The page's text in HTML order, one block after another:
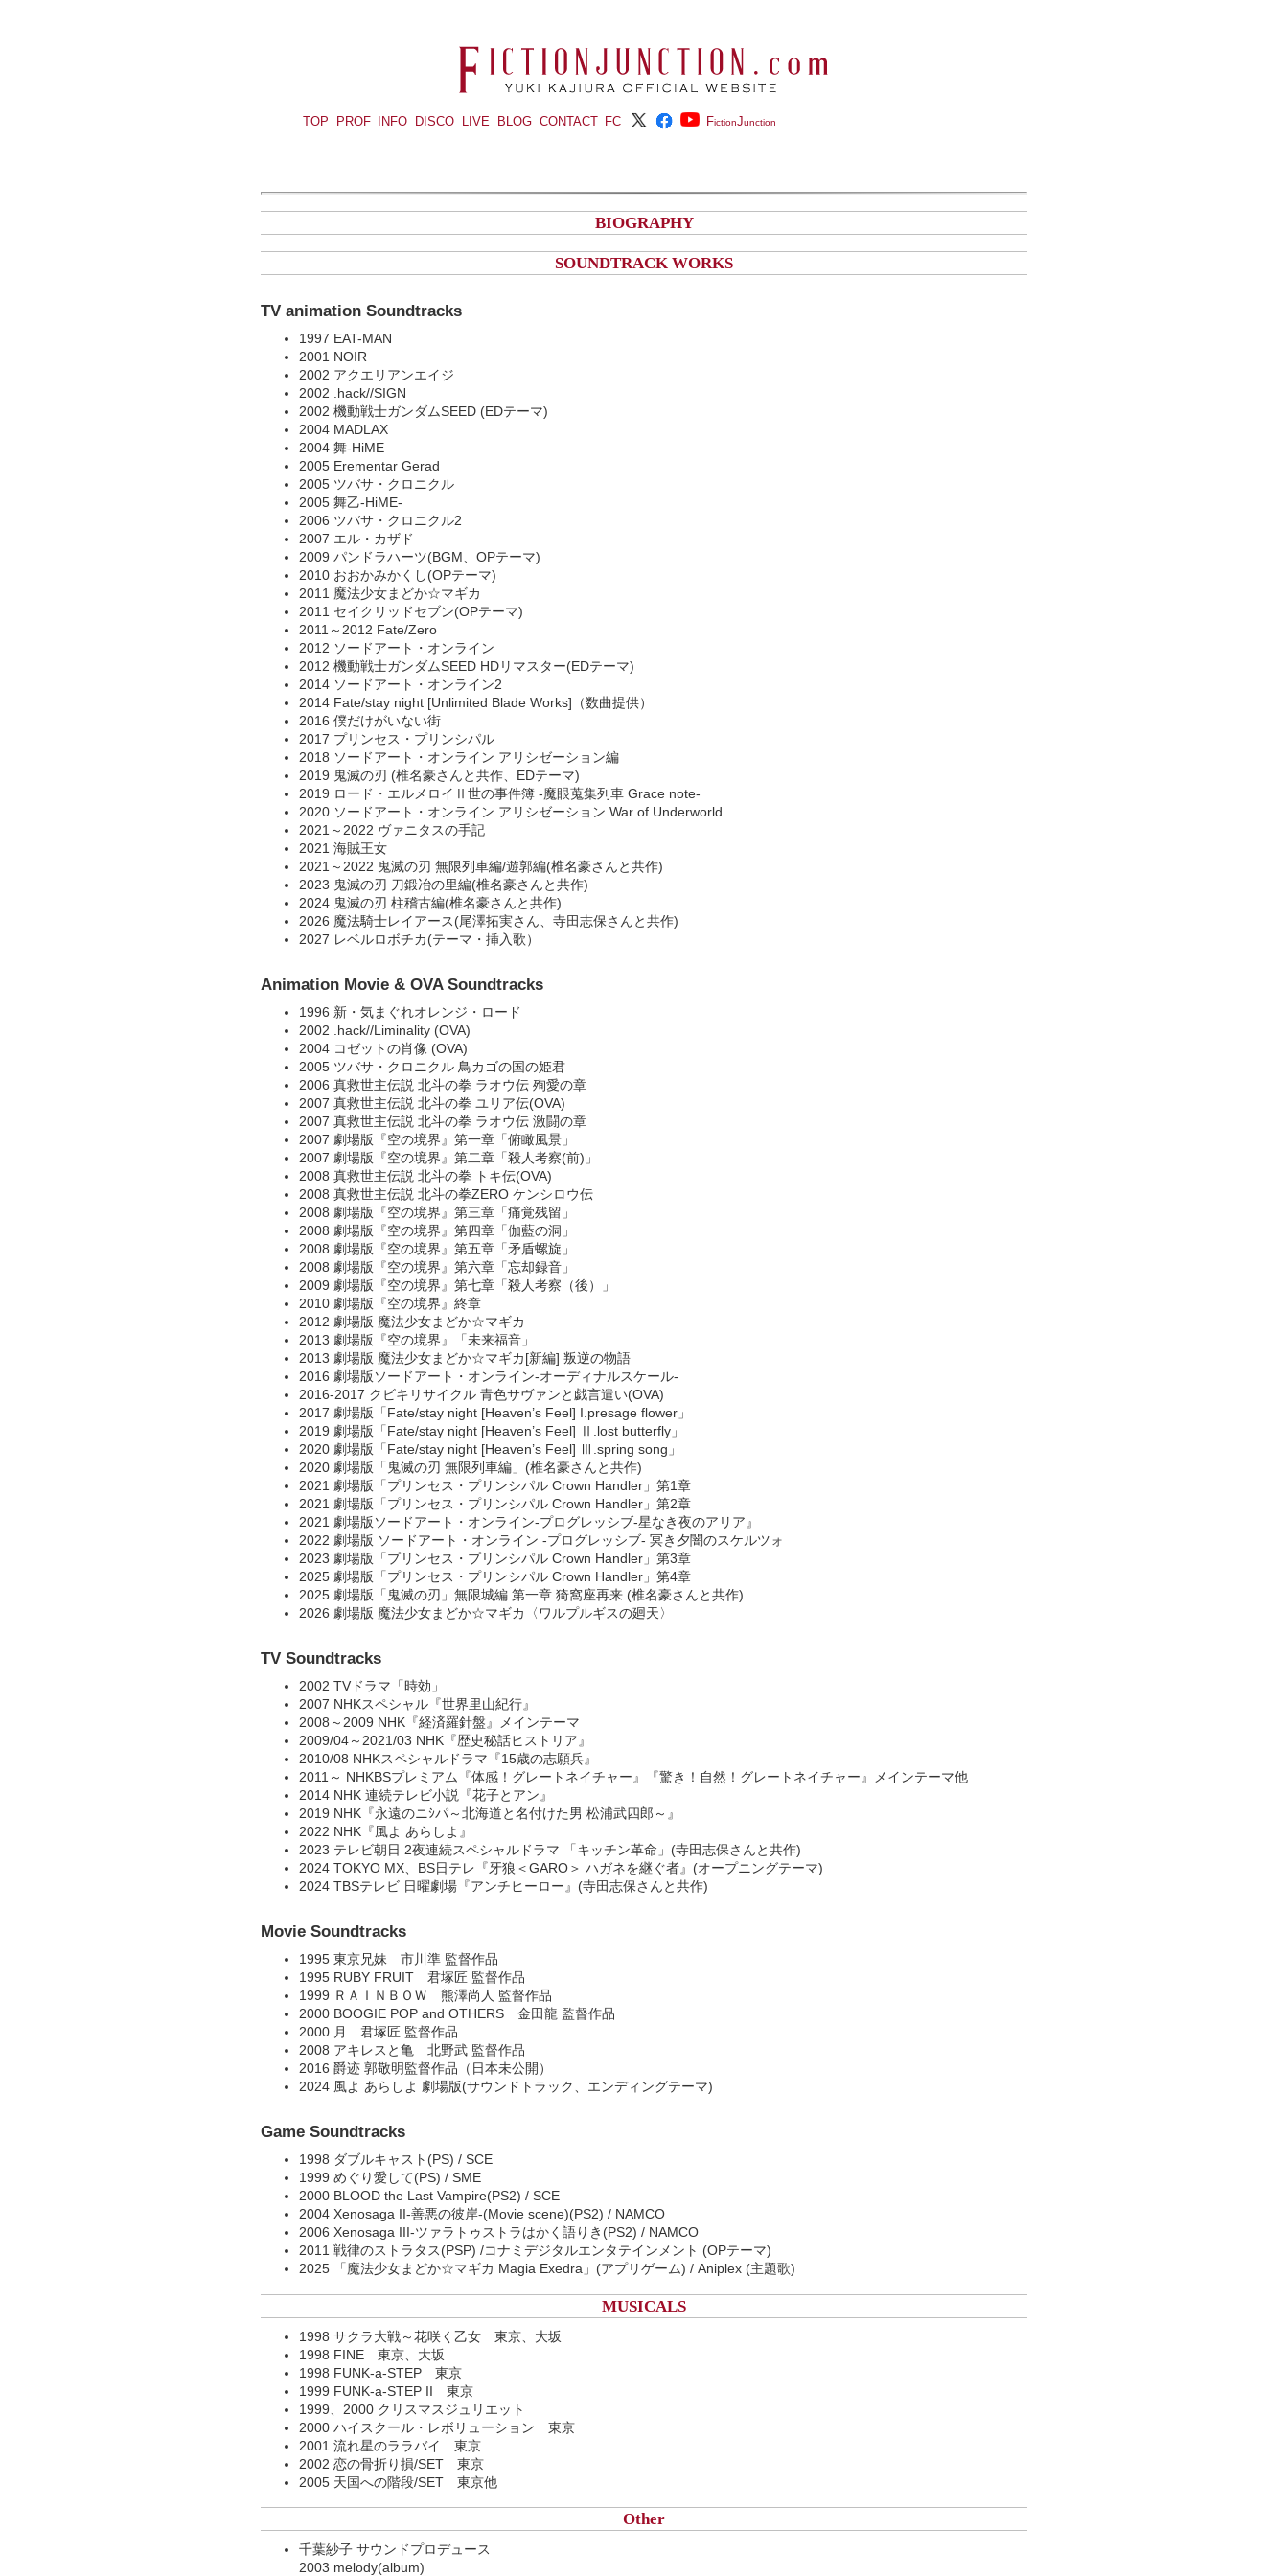
TOP PROF INFO DISCO LIVE BLOG CONTACT FC FictionJunction
BIOGRAPHY
SOUNDTRACK WORKS
TV animation Soundtracks
1997 EAT-MAN
2001 NOIR
2002 アクエリアンエイジ
2002 .hack//SIGN
2002 機動戦士ガンダムSEED (EDテーマ)
2004 MADLAX
2004 舞-HiME
2005 Erementar Gerad
2005 ツバサ・クロニクル
2005 舞乙-HiME-
2006 ツバサ・クロニクル2
2007 エル・カザド
2009 パンドラハーツ(BGM、OPテーマ)
2010 おおかみかくし(OPテーマ)
2011 魔法少女まどか☆マギカ
2011 セイクリッドセブン(OPテーマ)
2011～2012 Fate/Zero
2012 ソードアート・オンライン
2012 機動戦士ガンダムSEED HDリマスター(EDテーマ)
2014 ソードアート・オンライン2
2014 Fate/stay night [Unlimited Blade Works]（数曲提供）
2016 僕だけがいない街
2017 プリンセス・プリンシパル
2018 ソードアート・オンライン アリシゼーション編
2019 鬼滅の刃 (椎名豪さんと共作、EDテーマ)
2019 ロード・エルメロイⅡ世の事件簿 -魔眼蒐集列車 Grace note-
2020 ソードアート・オンライン アリシゼーション War of Underworld
2021～2022 ヴァニタスの手記
2021 海賊王女
2021～2022 鬼滅の刃 無限列車編/遊郭編(椎名豪さんと共作)
2023 鬼滅の刃 刀鍛冶の里編(椎名豪さんと共作)
2024 鬼滅の刃 柱稽古編(椎名豪さんと共作)
2026 魔法騎士レイアース(尾澤拓実さん、寺田志保さんと共作)
2027 レベルロボチカ(テーマ・挿入歌）
Animation Movie & OVA Soundtracks
1996 新・気まぐれオレンジ・ロード
2002 .hack//Liminality (OVA)
2004 コゼットの肖像 (OVA)
2005 ツバサ・クロニクル 鳥カゴの国の姫君
2006 真救世主伝説 北斗の拳 ラオウ伝 殉愛の章
2007 真救世主伝説 北斗の拳 ユリア伝(OVA)
2007 真救世主伝説 北斗の拳 ラオウ伝 激闘の章
2007 劇場版『空の境界』第一章「俯瞰風景」
2007 劇場版『空の境界』第二章「殺人考察(前)」
2008 真救世主伝説 北斗の拳 トキ伝(OVA)
2008 真救世主伝説 北斗の拳ZERO ケンシロウ伝
2008 劇場版『空の境界』第三章「痛覚残留」
2008 劇場版『空の境界』第四章「伽藍の洞」
2008 劇場版『空の境界』第五章「矛盾螺旋」
2008 劇場版『空の境界』第六章「忘却録音」
2009 劇場版『空の境界』第七章「殺人考察（後）」
2010 劇場版『空の境界』終章
2012 劇場版 魔法少女まどか☆マギカ
2013 劇場版『空の境界』「未来福音」
2013 劇場版 魔法少女まどか☆マギカ[新編] 叛逆の物語
2016 劇場版ソードアート・オンライン-オーディナルスケール-
2016-2017 クビキリサイクル 青色サヴァンと戯言遣い(OVA)
2017 劇場版「Fate/stay night [Heaven’s Feel] I.presage flower」
2019 劇場版「Fate/stay night [Heaven’s Feel] Ⅱ.lost butterfly」
2020 劇場版「Fate/stay night [Heaven’s Feel] Ⅲ.spring song」
2020 劇場版「鬼滅の刃 無限列車編」(椎名豪さんと共作)
2021 劇場版「プリンセス・プリンシパル Crown Handler」第1章
2021 劇場版「プリンセス・プリンシパル Crown Handler」第2章
2021 劇場版ソードアート・オンライン-プログレッシブ-星なき夜のアリア』
2022 劇場版 ソードアート・オンライン -プログレッシブ- 冥き夕闇のスケルツォ
2023 劇場版「プリンセス・プリンシパル Crown Handler」第3章
2025 劇場版「プリンセス・プリンシパル Crown Handler」第4章
2025 劇場版「鬼滅の刃」無限城編 第一章 猗窩座再来 (椎名豪さんと共作)
2026 劇場版 魔法少女まどか☆マギカ〈ワルプルギスの廻天〉
TV Soundtracks
2002 TVドラマ「時効」
2007 NHKスペシャル『世界里山紀行』
2008～2009 NHK『経済羅針盤』メインテーマ
2009/04～2021/03 NHK『歴史秘話ヒストリア』
2010/08 NHKスペシャルドラマ『15歳の志願兵』
2011～ NHKBSプレミアム『体感！グレートネイチャー』『驚き！自然！グレートネイチャー』メインテーマ他
2014 NHK 連続テレビ小説『花子とアン』
2019 NHK『永遠のニｼパ～北海道と名付けた男 松浦武四郎～』
2022 NHK『風よ あらしよ』
2023 テレビ朝日 2夜連続スペシャルドラマ 「キッチン革命」(寺田志保さんと共作)
2024 TOKYO MX、BS日テレ『牙狼＜GARO＞ ハガネを継ぐ者』(オープニングテーマ)
2024 TBSテレビ 日曜劇場『アンチヒーロー』(寺田志保さんと共作)
Movie Soundtracks
1995 東京兄妹 市川準 監督作品
1995 RUBY FRUIT 君塚匠 監督作品
1999 ＲＡＩＮＢＯＷ 熊澤尚人 監督作品
2000 BOOGIE POP and OTHERS 金田龍 監督作品
2000 月 君塚匠 監督作品
2008 アキレスと亀 北野武 監督作品
2016 爵迹 郭敬明監督作品（日本未公開）
2024 風よ あらしよ 劇場版(サウンドトラック、エンディングテーマ)
Game Soundtracks
1998 ダブルキャスト(PS) / SCE
1999 めぐり愛して(PS) / SME
2000 BLOOD the Last Vampire(PS2) / SCE
2004 Xenosaga II-善悪の彼岸-(Movie scene)(PS2) / NAMCO
2006 Xenosaga III-ツァラトゥストラはかく語りき(PS2) / NAMCO
2011 戦律のストラタス(PSP) /コナミデジタルエンタテインメント (OPテーマ)
2025 「魔法少女まどか☆マギカ Magia Exedra」(アプリゲーム) / Aniplex (主題歌)
MUSICALS
1998 サクラ大戦～花咲く乙女 東京、大坂
1998 FINE 東京、大坂
1998 FUNK-a-STEP 東京
1999 FUNK-a-STEP II 東京
1999、2000 クリスマスジュリエット
2000 ハイスクール・レボリューション 東京
2001 流れ星のララバイ 東京
2002 恋の骨折り損/SET 東京
2005 天国への階段/SET 東京他
Other
千葉紗子 サウンドプロデュース
2003 melody(album)